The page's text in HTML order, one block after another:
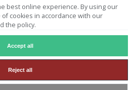
best online experience. By using our
cookies in accordance with our
the policy.
Accept all
Reject all
SPIRITS ARMAGNAC MESTEPES 1990 F#5 50CL